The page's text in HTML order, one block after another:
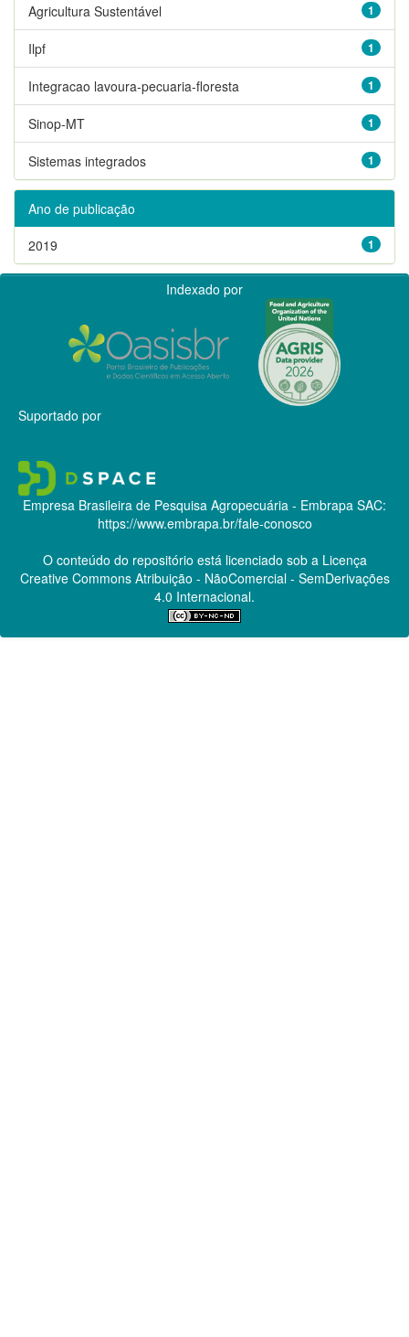
1
Agricultura Sustentável
1
Ilpf
1
Integracao lavoura-pecuaria-floresta
1
Sinop-MT
1
Sistemas integrados
Ano de publicação
1
2019
Indexado por
Suportado por
Empresa Brasileira de Pesquisa Agropecuária - Embrapa SAC:
https://www.embrapa.br/fale-conosco
O conteúdo do repositório está licenciado sob a Licença
Creative CommonsAtribuição - NãoComercial - SemDerivações
4.0 Internacional.